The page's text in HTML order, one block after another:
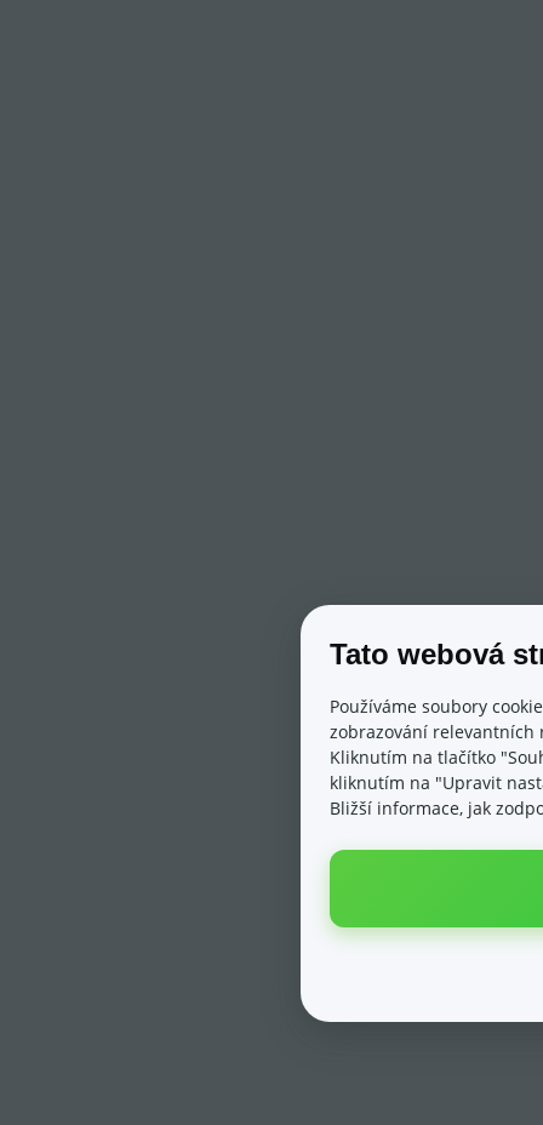
Tato webová
Používáme soubory
zobrazování relevantních
Kliknutím na tlačítko
kliknutím na "Upravit
Bližší informace, jak